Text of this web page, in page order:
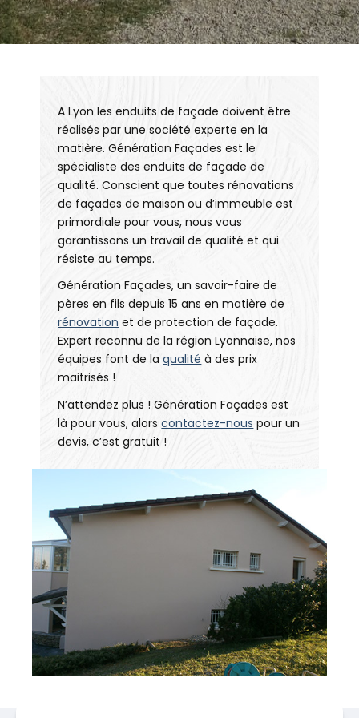
A Lyon les enduits de façade doivent être
réalisés par une société experte en la
matière. Génération Façades est le
spécialiste des enduits de façade de
qualité. Conscient que toutes rénovations
de façades de maison ou d’immeuble est
primordiale pour vous, nous vous
garantissons un travail de qualité et qui
résiste au temps.
Génération Façades, un savoir-faire de
pères en fils depuis 15 ans en matière de
rénovation et de protection de façade.
Expert reconnu de la région Lyonnaise, nos
équipes font de laqualité à des prix
maitrisés !
N’attendez plus ! Génération Façades est
là pour vous, alorscontactez-nous pour un
devis, c’est gratuit !